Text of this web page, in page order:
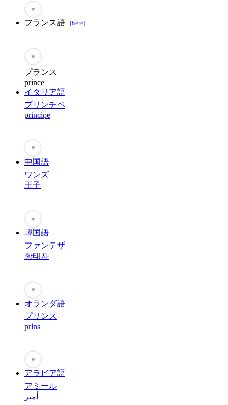
♥
フランス語 [here]
♥
プランス
prince
イタリア語
プリンチペ
principe
♥
中国語
ワンズ
王子
♥
韓国語
ファンテザ
황태자
♥
オランダ語
プリンス
prins
♥
アラビア語
アミール
أمير